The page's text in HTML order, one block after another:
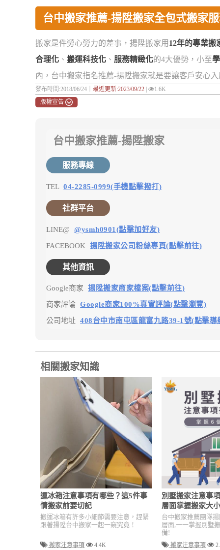
台中搬家推薦-揚陞搬家全包式搬家
搬家是件勞心勞力的差事，揚陞搬家用 12年的專業搬
合理化 、 搬運科技化 、 服務精緻化的4大優勢，小至
內，台中搬家指名推薦-揚陞搬家就是要讓客戶安心
發布時間:2018/06/24｜ 最近更新:2023/09/22 |
1.6K
版權宣告
台中搬家推薦-揚陞搬家
服務專線
TEL 04-2285-0999(手機點擊撥打)
社群平台
LINE@ @ysmh0901(點擊加好友)
FACEBOOK 揚陞搬家公司粉絲專頁(點擊前往)
其他資訊
Google商家 揚陞搬家商家檔案(點擊前往)
商家評論 Google商家100%真實評論(點擊瀏覽)
公司地址 408台中市南屯區龍富九路39-1號(點擊導
相關搬家知識
運冰箱注意事項有哪些？這5件事
情搬家前要切記
搬運冰箱有許多小細節需要注意，趕緊
跟著揚陞台中搬家一起一窺究竟！
搬家注意事項 4.4K
別墅搬家注意事
層面掌握搬家大
台中搬家推薦團隊
層面,一一掌握別墅
備!
搬家注意事項